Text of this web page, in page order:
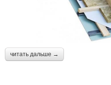
читать дальше →